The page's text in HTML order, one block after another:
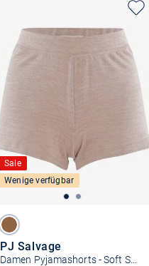
Sale
Wenige verfügbar
PJ Salvage
Damen Pyjamashorts - Soft Sustainable